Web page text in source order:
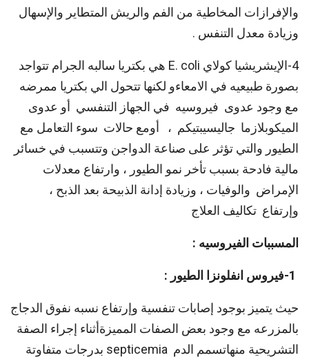
والإفرازات المخاطية من الفم والريش المتطاير والإسهال
وزيادة معدل التنفس .
4-الإيشريشيا كولاي E. coli هي بكتريا سالبه الجرام تتواجد
بصورة طبيعيه في الامعاءو لكنها تتحول الي بكتريا ممرضه
مع وجود عدوى فيروسيه في الجهاز التنفسي أو عدوى
الميكوبلازما جاليسيبتيكم ، أومع حالات سوء التعامل مع
الطيور والتي تؤثر على صناعة الدواجن وتتسبب في خسائر
مالية فادحة بسبب تأخر نمو الطيور ، وارتفاع معدلات
الإمراض والوفيات ، وزيادة إدانة الذبيحة بعد الذبح ،
وإرتفاع تكاليف العلاج
المسببات الفيروسيه :
حيث يتميز بوجود إصابات تنفسية وإرتفاع نسبه نفوق الدجاج
بالمزرعه مع وجود بعض الصفات المميزةأثناء إجراء الصفة
التشريحية منهاتسمم الدم septicemia بدرجات متفاوتة